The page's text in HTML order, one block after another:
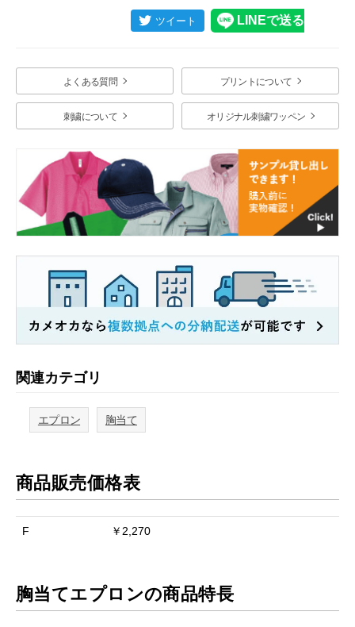
よくある質問 プリントについて
刺繍について オリジナル刺繍ワッペン
関連カテゴリ
エプロン 胸当て
商品販売価格表
F ￥2,270
胸当てエプロンの商品特長